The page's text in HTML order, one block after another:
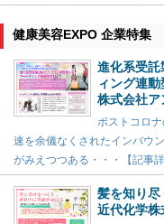
健康美容EXPO 企業特集
進化系受託
ィング連動
株式会社ア
ポストコロ
速を余儀なくされたインバウ
がみえつつある・・・【記事詳
髪を知り尽
近代化学株